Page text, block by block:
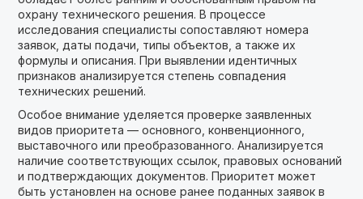
охрану технического решения. В процессе
исследования специалисты сопоставляют номера
заявок, даты подачи, типы объектов, а также их
формулы и описания. При выявлении идентичных
признаков анализируется степень совпадения
технических решений.
Особое внимание уделяется проверке заявленных
видов приоритета — основного, конвенционного,
выставочного или преобразованного. Анализируется
наличие соответствующих ссылок, правовых оснований
и подтверждающих документов. Приоритет может
быть установлен на основе ранее поданных заявок в